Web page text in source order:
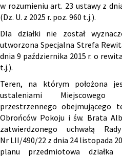
w rozumieniu art. 23 ustawy z
(Dz. U. z 2025 r. poz. 960 t.j.).
Dla działki nie został
utworzona Specjalna Strefa
dnia 9 października 2015 r. o
t.j.).
Teren, na którym położona
ustaleniami Miejscowego
przestrzennego obejmującego
Obrońców Pokoju i św. Brata
zatwierdzonego uchwałą
Nr LII/490/22 z dnia 24 listopada
planu przedmiotowa